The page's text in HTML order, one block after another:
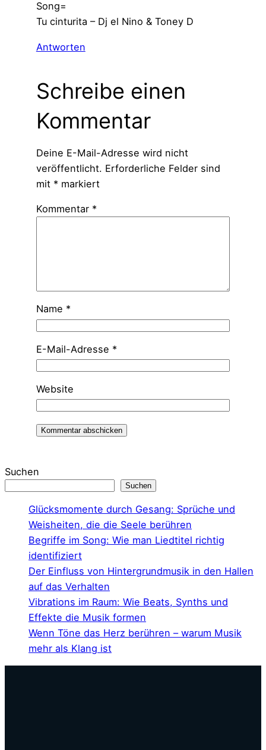
Song=
Tu cinturita – Dj el Nino & Toney D
Antworten
Schreibe einen
Kommentar
Deine E-Mail-Adresse wird nicht
veröffentlicht. Erforderliche Felder sind
mit * markiert
Kommentar *
Name *
E-Mail-Adresse *
Website
l
r
n
a
t
i
v
e
:
Suchen
Suchen
Glücksmomente durch Gesang: Sprüche und
Weisheiten, die die Seele berühren
Begriffe im Song: Wie man Liedtitel richtig
identifiziert
Der Einfluss von Hintergrundmusik in den Hallen
auf das Verhalten
Vibrations im Raum: Wie Beats, Synths und
Effekte die Musik formen
Wenn Töne das Herz berühren – warum Musik
mehr als Klang ist